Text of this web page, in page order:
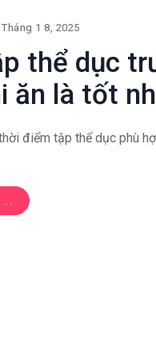
Tháng 1 8, 2025
thể dục
ăn là tốt
điểm tập thể dục phù